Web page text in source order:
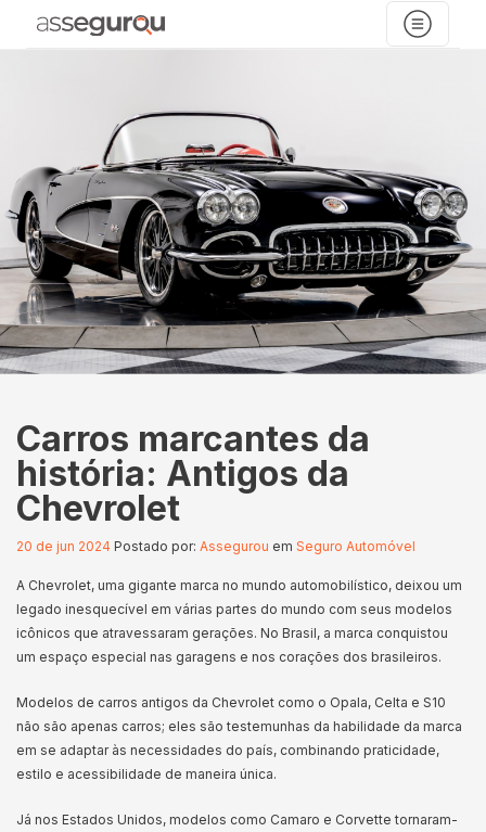
Carros marcantes da
história: Antigos da
Chevrolet
20 de jun 2024 Postado por: Assegurou em Seguro Automóvel
A Chevrolet, uma gigante marca no mundo automobilístico, deixou um
legado inesquecível em várias partes do mundo com seus modelos
icônicos que atravessaram gerações. No Brasil, a marca conquistou
um espaço especial nas garagens e nos corações dos brasileiros.
Modelos de carros antigos da Chevrolet como o Opala, Celta e S10
não são apenas carros; eles são testemunhas da habilidade da marca
em se adaptar às necessidades do país, combinando praticidade,
estilo e acessibilidade de maneira única.
Já nos Estados Unidos, modelos como Camaro e Corvette tornaram-